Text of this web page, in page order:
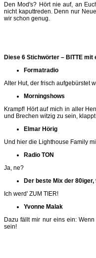
Den Mod's? Hört nie auf, an
nicht kaputtreden. Denn nur
wir schon genug.
Diese 6 Stichwörter – BITTE mit
Formatradio
Alter Hut, der frisch aufgebürstet
Morningshows
Krampf! Hört auf mich in aller
und Brechen witzig zu sein,
Elmar Hörig
Und hier die Lighthouse Family
Radio TON
Ja, ne?
Der beste Mix der
Ich werd' ZUM TIER!
Yvonne Malak
Dazu fällt mir nur eins ein:
sein!